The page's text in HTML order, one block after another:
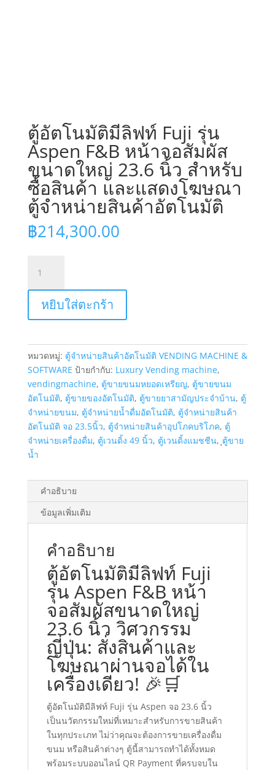
ตู้อัตโนมัติมีลิฟท์ Fuji รุ่น
Aspen F&B หน้าจอสัมผัส
ขนาดใหญ่ 23.6 นิ้ว สำหรับ
ซื้อสินค้า และแสดงโฆษณา
ตู้จำหน่ายสินค้าอัตโนมัติ
฿214,300.00
อัตโนมัติ
ลิฟท์
รุ่น
Aspen
F&B
หน้า
จอ
สัมผัส
ขนาด
ใหญ่
23.6
สำหรับ
ซื้อ
สินค้า
โฆษณา
จำหน่าย
อัตโนมัติ
หยิบใส่ตะกร้า
หมวดหมู่: ตู้จำหน่ายสินค้าอัตโนมัติ VENDING MACHINE &
SOFTWARE ป้ายกำกับ: Luxury Vending machine,
vendingmachine, ตู้ขายขนมหยอดเหรียญ, ตู้ขายขนม
อัตโนมัติ, ตู้ขายของอัตโนมัติ, ตู้ขายยาสามัญประจำบ้าน, ตู้
จำหน่ายขนม, ตู้จำหน่ายน้ำดื่มอัตโนมัติ, ตู้จำหน่ายสินค้า
อัตโนมัติ จอ 23.5นิ้ว, ตู้จำหน่ายสินค้าอุปโภคบริโภค, ตู้
จำหน่ายเครื่องดื่ม, ตู้เวนดิ้ง 49 นิ้ว, ตู้เวนดิ้งแมชชีน, ุตู้ขาย
น้ำ
คำอธิบาย
ข้อมูลเพิ่มเติม
คำอธิบาย
ตู้อัตโนมัติมีลิฟท์ Fuji
รุ่น Aspen F&B หน้า
จอสัมผัสขนาดใหญ่
23.6 นิ้ว วิศวกรรม
ญี่ปุ่น: สั่งสินค้าและ
โฆษณาผ่านจอได้ใน
เครื่องเดียว! 🎉🛒
ตู้อัตโนมัติมีลิฟท์ Fuji รุ่น Aspen จอ 23.6 นิ้ว
เป็นนวัตกรรมใหม่ที่เหมาะสำหรับการขายสินค้า
ในทุกประเภท ไม่ว่าคุณจะต้องการขายเครื่องดื่ม
ขนม หรือสินค้าต่างๆ ตู้นี้สามารถทำได้ทั้งหมด
พร้อมระบบออนไลน์ QR Payment ที่ครบจบใน